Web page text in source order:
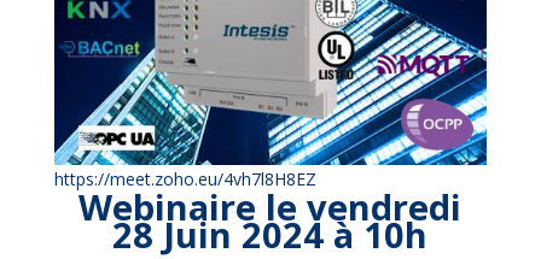
https://meet.zoho.eu/4vh7l8H8EZ
Webinaire le vendredi
28 Juin 2024 à 10h